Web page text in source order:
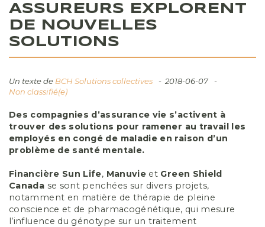
ASSUREURS EXPLORENT
DE NOUVELLES
SOLUTIONS
Un texte de BCH Solutions collectives
2018-06-07
Non classifié(e)
Des compagnies d’assurance vie s’activent à
trouver des solutions pour ramener au travail les
employés en congé de maladie en raison d’un
problème de santé mentale.
Financière Sun Life, Manuvie et Green Shield
Canada se sont penchées sur divers projets,
notamment en matière de thérapie de pleine
conscience et de pharmacogénétique, qui mesure
l’influence du génotype sur un traitement